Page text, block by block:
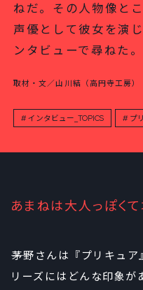
ねだ。その人物像と
声優として彼女を演
ンタビューで尋ねた。
取材・文／山川結（高円寺工房）
インタビュー_TOPICS プ
あまねは大人っぽく
――茅野さんは『プリキュ
リーズにはどんな印象が